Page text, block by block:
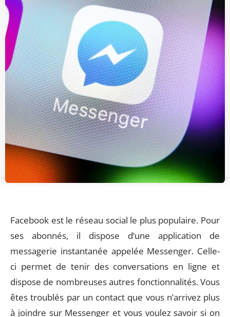
Facebook est le réseau social le plus populaire. Pour
ses abonnés, il dispose d’une application de
messagerie instantanée appelée Messenger. Celle-
ci permet de tenir des conversations en ligne et
dispose de nombreuses autres fonctionnalités. Vous
êtes troublés par un contact que vous n’arrivez plus
à joindre sur Messenger et vous voulez savoir si on